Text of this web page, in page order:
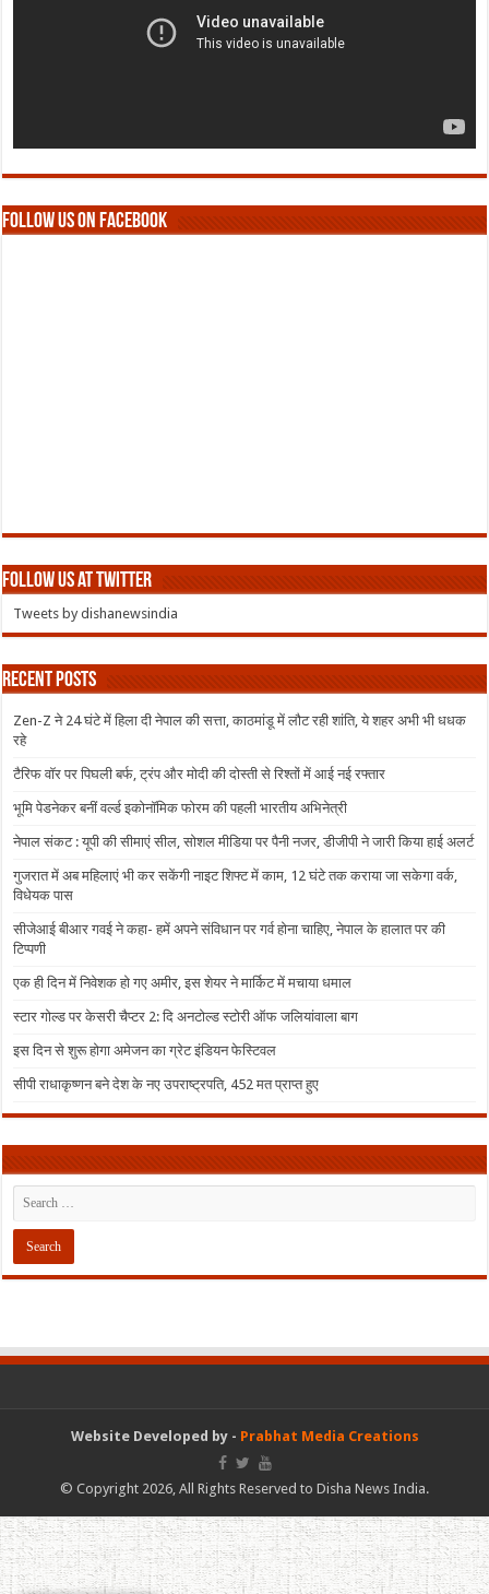
Follow us on Facebook
Follow us at Twitter
Tweets by dishanewsindia
Recent Posts
Zen-Z ने 24 घंटे में हिला दी नेपाल की सत्ता, काठमांडू में लौट रही शांति, ये शहर अभी भी धधक
रहे
टैरिफ वॉर पर पिघली बर्फ, ट्रंप और मोदी की दोस्ती से रिश्तों में आई नई रफ्तार
भूमि पेडनेकर बनीं वर्ल्ड इकोनॉमिक फोरम की पहली भारतीय अभिनेत्री
नेपाल संकट : यूपी की सीमाएं सील, सोशल मीडिया पर पैनी नजर, डीजीपी ने जारी किया हाई अलर्ट
गुजरात में अब महिलाएं भी कर सकेंगी नाइट शिफ्ट में काम, 12 घंटे तक कराया जा सकेगा वर्क,
विधेयक पास
सीजेआई बीआर गवई ने कहा- हमें अपने संविधान पर गर्व होना चाहिए, नेपाल के हालात पर की
टिप्पणी
एक ही दिन में निवेशक हो गए अमीर, इस शेयर ने मार्किट में मचाया धमाल
स्टार गोल्ड पर केसरी चैप्टर 2: दि अनटोल्ड स्टोरी ऑफ जलियांवाला बाग
इस दिन से शुरू होगा अमेजन का ग्रेट इंडियन फेस्टिवल
सीपी राधाकृष्णन बने देश के नए उपराष्ट्रपति, 452 मत प्राप्त हुए
Website Developed by - Prabhat Media Creations
© Copyright 2026, All Rights Reserved to Disha News India.